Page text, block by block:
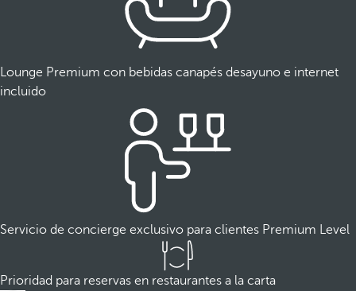
Lounge Premium con bebidas canapés desayuno e internet
incluido
Servicio de concierge exclusivo para clientes Premium Level
Prioridad para reservas en restaurantes a la carta